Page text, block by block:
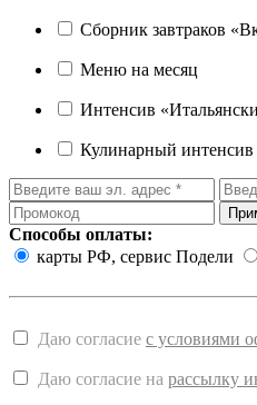
Сборник завтраков
Меню на месяц
Интенсив
Кулинарный интенсив
Способы оплаты:
карты РФ, сервис Подели
Даю согласие с условиями
Даю согласие на рассылку